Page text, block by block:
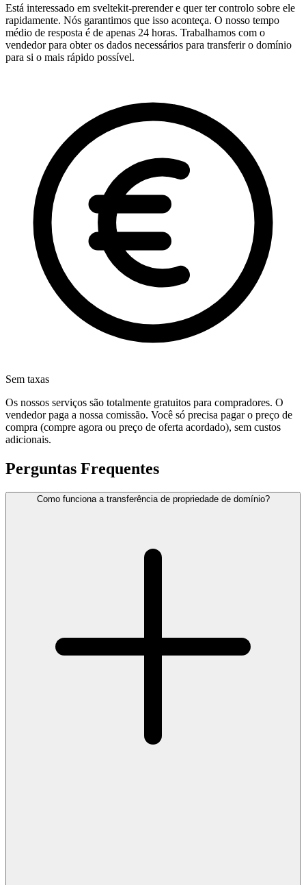
Está interessado em sveltekit-prerender e quer ter controlo sobre ele
rapidamente. Nós garantimos que isso aconteça. O nosso tempo
médio de resposta é de apenas 24 horas. Trabalhamos com o
vendedor para obter os dados necessários para transferir o domínio
para si o mais rápido possível.
Sem taxas
Os nossos serviços são totalmente gratuitos para compradores. O
vendedor paga a nossa comissão. Você só precisa pagar o preço de
compra (compre agora ou preço de oferta acordado), sem custos
adicionais.
Perguntas Frequentes
Como funciona a transferência de propriedade de domínio?